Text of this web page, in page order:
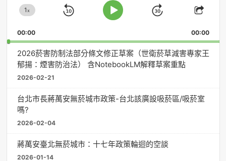
Change
Rate
1x
Skip
Play
Jump
Forward
Share
00:00 00:00
2026菸害防制法部分條文修正草案（世衛菸草減害專家王
郁揚：煙害防治法） 含NotebookLM解釋草案重點
2026-02-21
台北市長蔣萬安無菸城市政策-台北該廣設吸菸區/吸菸室
嗎?
2026-02-04
蔣萬安臺北無菸城市：十七年政策輪迴的空談
2026-01-14